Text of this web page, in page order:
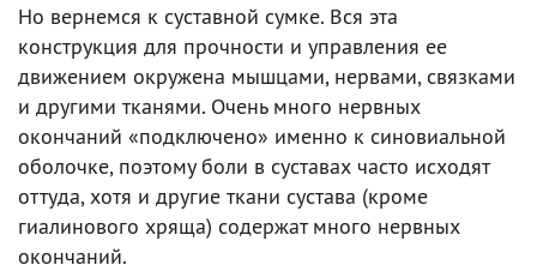
Но вернемся к суставной сумке. Вся эта
конструкция для прочности и управления ее
движением окружена мышцами, нервами, связками
и другими тканями. Очень много нервных
окончаний «подключено» именно к синовиальной
оболочке, поэтому боли в суставах часто исходят
оттуда, хотя и другие ткани сустава (кроме
гиалинового хряща) содержат много нервных
окончаний.